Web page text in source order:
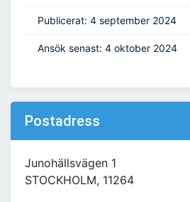
Publicerat: 4 september 2024
Ansök senast: 4 oktober 2024
Postadress
Junohällsvägen 1
STOCKHOLM, 11264